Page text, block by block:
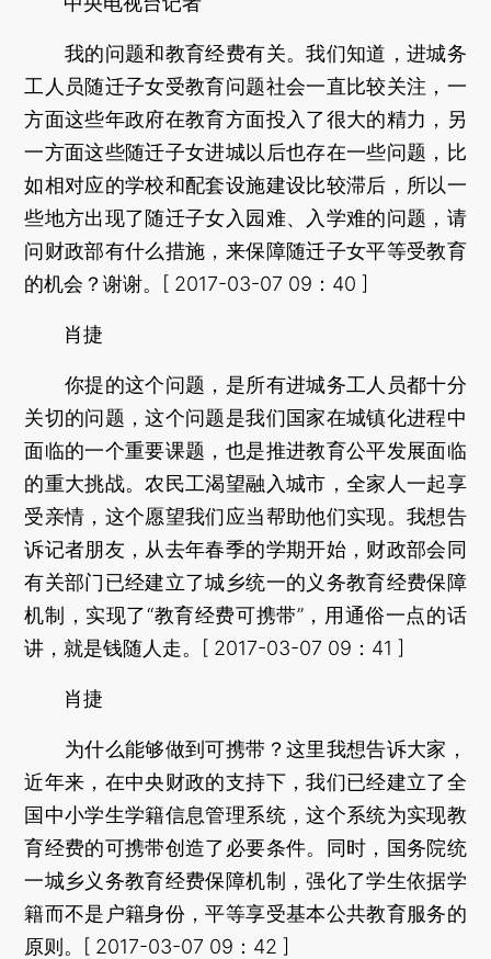
我的问题和教育经费有关。我们知道，进城务
工人员随迁子女受教育问题社会一直比较关注，一
方面这些年政府在教育方面投入了很大的精力，另
一方面这些随迁子女进城以后也存在一些问题，比
如相对应的学校和配套设施建设比较滞后，所以一
些地方出现了随迁子女入园难、入学难的问题，请
问财政部有什么措施，来保障随迁子女平等受教育
的机会？谢谢。[ 2017-03-07 09：40 ]
肖捷
你提的这个问题，是所有进城务工人员都十分
关切的问题，这个问题是我们国家在城镇化进程中
面临的一个重要课题，也是推进教育公平发展面临
的重大挑战。农民工渴望融入城市，全家人一起享
受亲情，这个愿望我们应当帮助他们实现。我想告
诉记者朋友，从去年春季的学期开始，财政部会同
有关部门已经建立了城乡统一的义务教育经费保障
机制，实现了“教育经费可携带”，用通俗一点的话
讲，就是钱随人走。[ 2017-03-07 09：41 ]
肖捷
为什么能够做到可携带？这里我想告诉大家，
近年来，在中央财政的支持下，我们已经建立了全
国中小学生学籍信息管理系统，这个系统为实现教
育经费的可携带创造了必要条件。同时，国务院统
一城乡义务教育经费保障机制，强化了学生依据学
籍而不是户籍身份，平等享受基本公共教育服务的
原则。[ 2017-03-07 09：42 ]